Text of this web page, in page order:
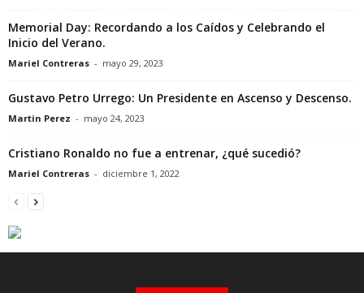
Memorial Day: Recordando a los Caídos y Celebrando el
Inicio del Verano.
Mariel Contreras - mayo 29, 2023
Gustavo Petro Urrego: Un Presidente en Ascenso y Descenso.
Martin Perez - mayo 24, 2023
Cristiano Ronaldo no fue a entrenar, ¿qué sucedió?
Mariel Contreras - diciembre 1, 2022